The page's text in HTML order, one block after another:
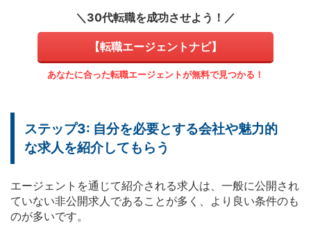
＼30代転職を成功させよう！／
【転職エージェントナビ】
あなたに合った転職エージェントが無料で見つかる！
ステップ3: 自分を必要とする会社や魅力的
な求人を紹介してもらう
エージェントを通じて紹介される求人は、一般に公開され
ていない非公開求人であることが多く、より良い条件のも
のが多いです。